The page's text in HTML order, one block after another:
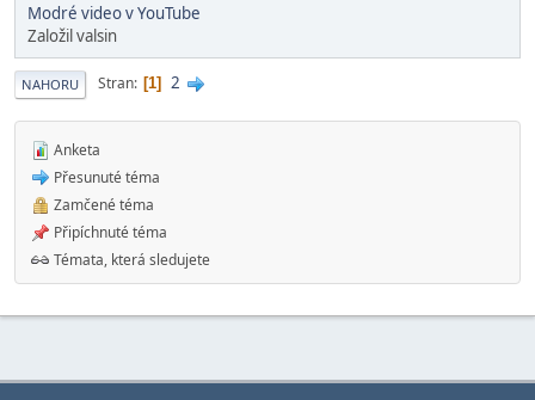
Modré video v YouTube
Založil valsin
NAHORU Stran 1 2
Anketa
Přesunuté téma
Zamčené téma
Připíchnuté téma
Témata, která sledujete